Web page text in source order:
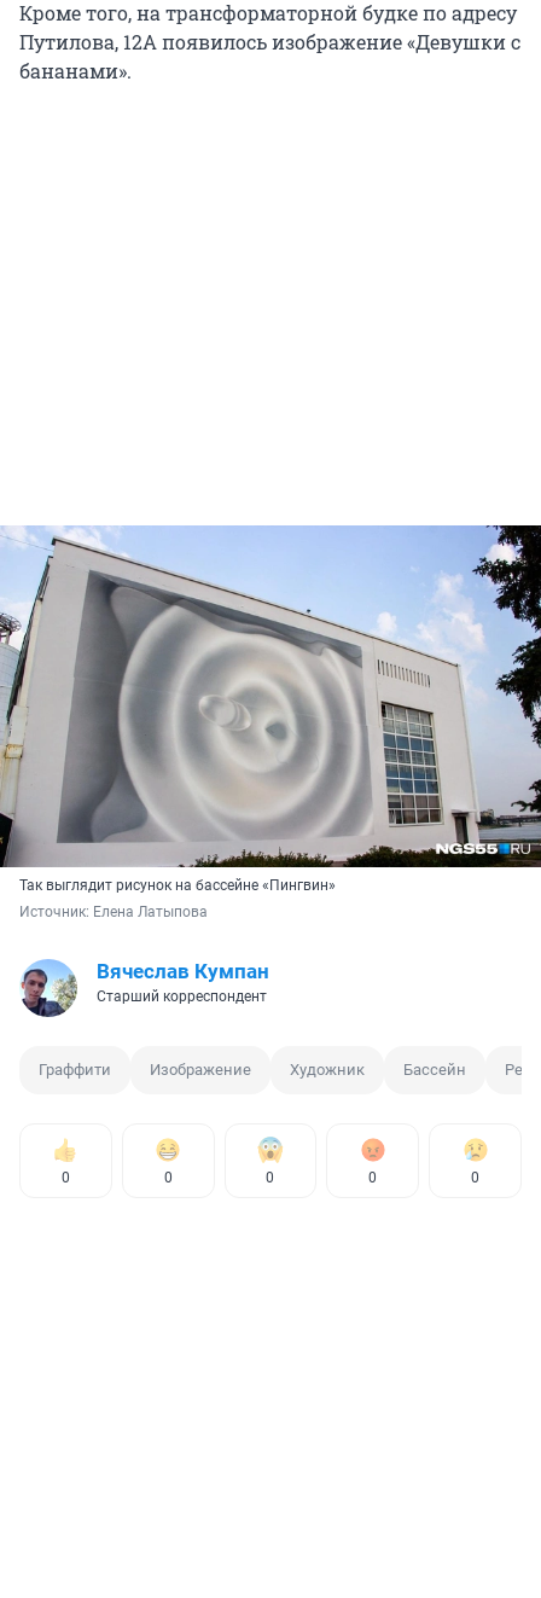
Кроме того, на трансформаторной будке по адресу
Путилова, 12А появилось изображение «Девушки с
бананами».
Так выглядит рисунок на бассейне «Пингвин»
Источник: Елена Латыпова
Вячеслав Кумпан
Старший корреспондент
Граффити Изображение Художник Бассейн
0 0 0 0 0